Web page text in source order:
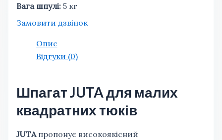
Вага шпулі:5 кг
Замовити дзвінок
Опис
Відгуки (0)
Шпагат JUTA для малих
квадратних тюків
JUTAпропонує високоякісний